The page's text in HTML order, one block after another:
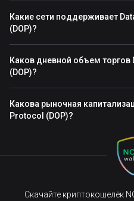
Какие сети поддерживает
(DOP)?
Каков дневной объем торгов
(DOP)?
Какова рыночная
Protocol (DOP)?
Скачайте криптокошелёк